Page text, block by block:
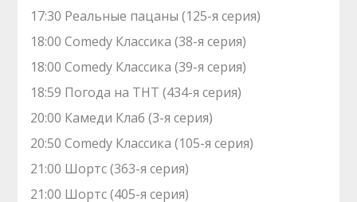
17:30 Реальные пацаны (125-я серия)
18:00 Comedy Классика (38-я серия)
18:00 Comedy Классика (39-я серия)
18:59 Погода на ТНТ (434-я серия)
20:00 Камеди Клаб (3-я серия)
20:50 Comedy Классика (105-я серия)
21:00 Шортс (363-я серия)
21:00 Шортс (405-я серия)